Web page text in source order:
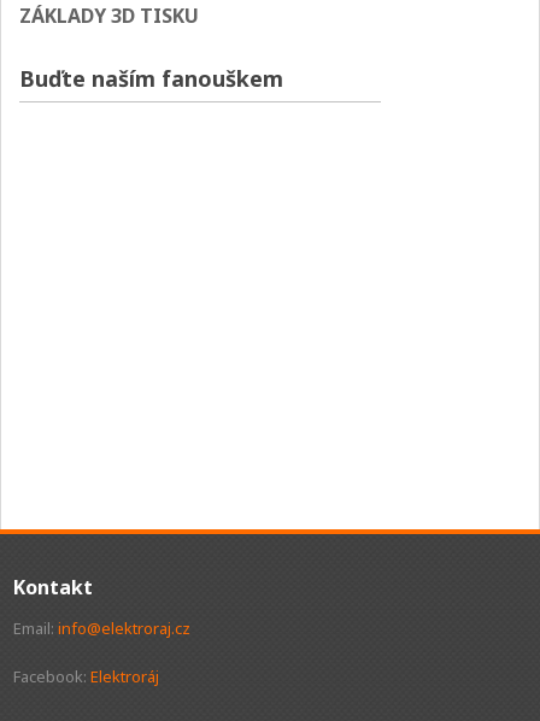
ZÁKLADY 3D TISKU
Buďte naším fanouškem
Kontakt
Email:info@elektroraj.cz
Facebook:Elektroráj